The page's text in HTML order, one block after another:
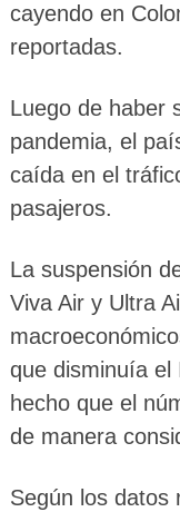
cayendo en
reportadas.
Luego de haber
pandemia, el
caída en el
pasajeros.
La suspensión
Viva Air y Ultra
que disminuía el
hecho que el
de manera
Según los datos